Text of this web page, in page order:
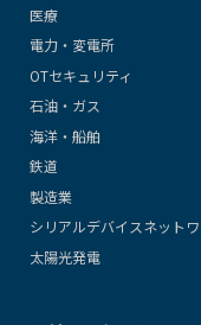
医療
電力・変電所
OTセキュリティ
石油・ガス
海洋・船舶
鉄道
製造業
シリアルデバイスネット
太陽光発電